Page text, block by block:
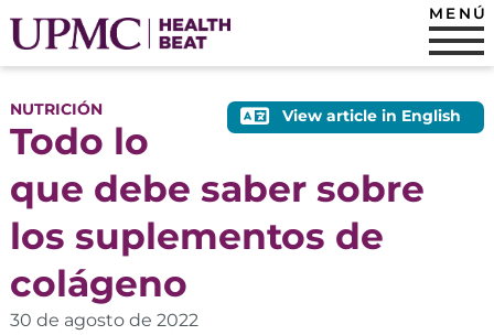
MENÚ
View article in English
NUTRICIÓN
Todo lo
que debe saber sobre
los suplementos de
colágeno
30 de agosto de 2022